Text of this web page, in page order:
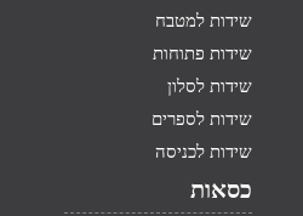
שידות למטבח
שידות פתוחות
שידות לסלון
שידות לספרים
שידות לכניסה
כסאות